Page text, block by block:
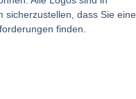
sicherzustellen, dass Sie eine
finden.